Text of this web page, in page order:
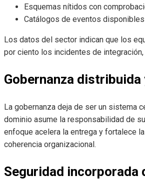
Esquemas nítidos con
Catálogos de eventos
Los datos del sector indican que los
por ciento los incidentes de
Gobernanza
La gobernanza deja de ser un sistema
dominio asume la responsabilidad de
enfoque acelera la entrega y fortalece
coherencia organizacional.
Seguridad incorporada